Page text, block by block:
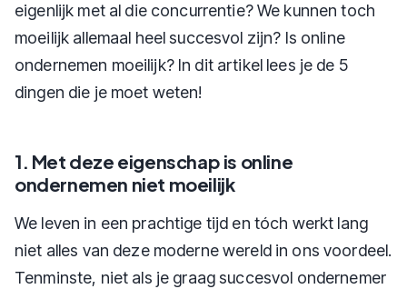
eigenlijk met al die concurrentie? We kunnen toch
moeilijk allemaal heel succesvol zijn? Is online
ondernemen moeilijk? In dit artikel lees je de 5
dingen die je moet weten!
1. Met deze eigenschap is online
ondernemen niet moeilijk
We leven in een prachtige tijd en tóch werkt lang
niet alles van deze moderne wereld in ons voordeel.
Tenminste, niet als je graag succesvol ondernemer